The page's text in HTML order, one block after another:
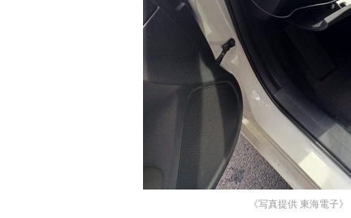
《写真提供 東海電子》